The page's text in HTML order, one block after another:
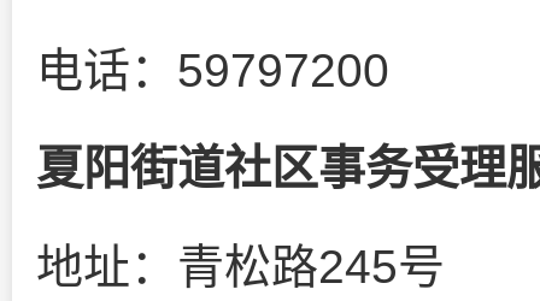
电话：59797200
夏阳街道社区事务受理
地址：青松路245号